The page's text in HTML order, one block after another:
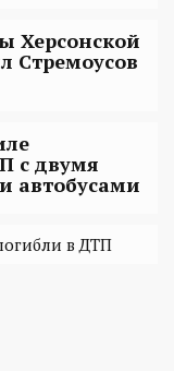
Херсонской
Стремоусов
с двумя
автобусами
в ДТП